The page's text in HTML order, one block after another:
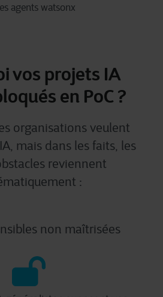
agents watsonx
vos projets IA
en PoC ?
organisations veulent
mais dans les faits, les
reviennent
:
non maîtrisées